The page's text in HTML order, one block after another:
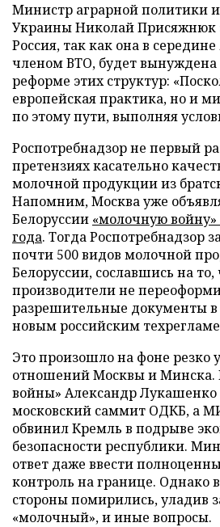
Министр аграрной политики
Украины Николай Присяжнюк
Россия, так как она в середине
членом ВТО, будет вынуждена
реформе этих структур:
европейская практика, но и
по этому пути, выполняя
Роспотребнадзор не первый
претензиях касательно
молочной продукциииз
Напомним,Москва уже
Белоруссии «молочнуювойну»
года. Тогда Роспотребнадзор
почти 500 видов молочной
Белоруссии, сославшись на
производители не
разрешительные документы в
новымроссийским
Это произошло на фоне
отношений Москвы и Минска.
войны» Александр Лукашенко
московский саммит ОДКБ, а
обвинил Кремль в подрыве
безопасности республики.
ответ даже ввести
контроль на границе. Однако
стороныпомирились, уладив
«молочный», и иные вопросы.